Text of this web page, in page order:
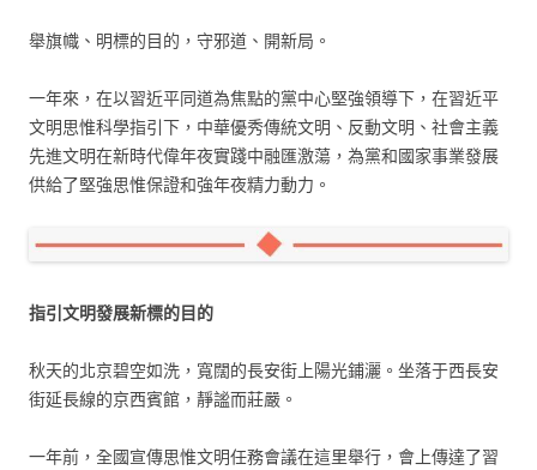
舉旗幟、明標的目的，守邪道、開新局。
一年來，在以習近平同道為焦點的黨中心堅強領導下，在習近平
文明思惟科學指引下，中華優秀傳統文明、反動文明、社會主義
先進文明在新時代偉年夜實踐中融匯激蕩，為黨和國家事業發展
供給了堅強思惟保證和強年夜精力動力。
指引文明發展新標的目的
秋天的北京碧空如洗，寬闊的長安街上陽光鋪灑。坐落于西長安
街延長線的京西賓館，靜謐而莊嚴。
一年前，全國宣傳思惟文明任務會議在這里舉行，會上傳達了習